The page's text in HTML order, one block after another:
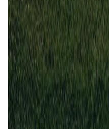
Hoedd
Raufoss
2
4
21 jun
2025
Raufoss
Hoedd
6
29 okt
2023